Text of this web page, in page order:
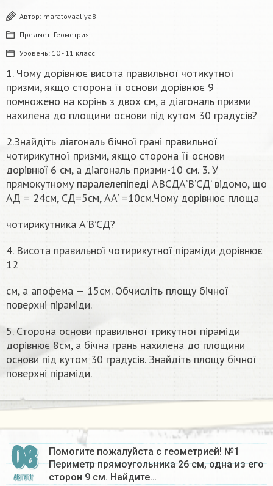
Автор: maratovaaliya8
Предмет: Геометрия
Уровень: 10 - 11 класс
1. Чому дорівнює висота правильноï чотикутної
призми, якщо сторона її основи дорівнює 9
помножено на корінь з двох см, а діагональ призми
нахилена до площини основи під кутом 30 градусів?
2.Знайдіть діагональ бічноï грані правильноï
чотирикутної призми, якщо сторона її основи
дорівнюï 6 см, а діагональ призми-10 см. 3. У
прямокутному паралелепіпедi АВСДА’В’СД’ відомо, що
АД = 24см, СД=5см, АА’ =10см.Чому дорівнює площа
чотирикутника А’В’СД?
4. Висота правильноï чотирикутної піраміди дорівнює
12
см, а апофема — 15см. Обчисліть площу бічної
поверхні піраміди.
5. Сторона основи правильноï трикутної піраміди
дорівнює 8см, а бічна грань нахилена до площини
основи під кутом 30 градусів. Знайдіть площу бічної
поверхні піраміди.​
08
АВГУСТ
Помогите пожалуйста с геометрией! №1
Периметр прямоугольника 26 см, одна из его
сторон 9 см. Найдите…